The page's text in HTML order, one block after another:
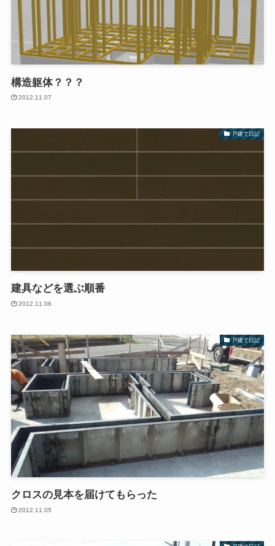
構造躯体？？？
2012.11.07
戸建て日記
建具などを選ぶ順番
2012.11.06
戸建て日記
クロスの見本を届けてもらった
2012.11.05